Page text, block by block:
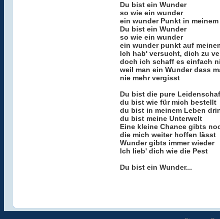
Du bist ein Wunder
so wie ein wunder
ein wunder Punkt in meinem
Du bist ein Wunder
so wie ein wunder
ein wunder punkt auf
Ich hab' versucht, dich zu
doch ich schaff es einfach
weil man ein Wunder dass
nie mehr vergisst
Du bist die pure
du bist wie für mich bestellt
du bist in meinem Leben
du bist meine Unterwelt
Eine kleine Chance gibts
die mich weiter hoffen lässt
Wunder gibts immer wieder
Ich lieb' dich wie die Pest
Du bist ein Wunder...